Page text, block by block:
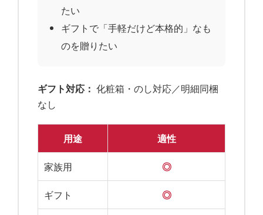
たい
ギフトで「手軽だけど本格的」なも
のを贈りたい
ギフト対応： 化粧箱・のし対応／明細同梱
なし
用途 適性
家族用 ◎
ギフト ◎